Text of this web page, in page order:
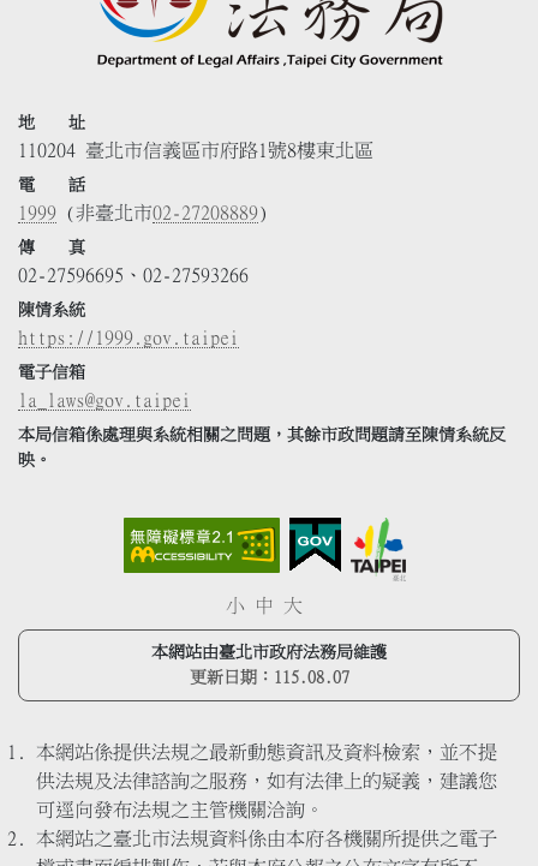
地 址
110204 臺北市信義區市府路1號8樓東北區
電 話
1999 (非臺北市02-27208889)
傳 真
02-27596695、02-27593266
陳情系統
https://1999.gov.taipei
電子信箱
la_laws@gov.taipei
本局信箱係處理與系統相關之問題，其餘市政問題請至陳情系統反
映。
小 中 大
本網站由臺北市政府法務局維護
更新日期： 115.08.07
本網站係提供法規之最新動態資訊及資料檢索，並不提
供法規及法律諮詢之服務，如有法律上的疑義，建議您
可逕向發布法規之主管機關洽詢。
本網站之臺北市法規資料係由本府各機關所提供之電子